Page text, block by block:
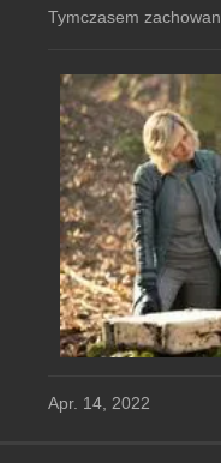
Tymczasem
Apr. 14, 2022